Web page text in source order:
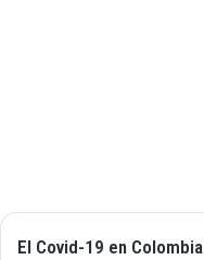
El Covid-19 en Colombia